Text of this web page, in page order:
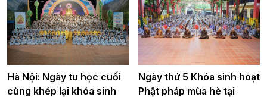
Hà Nội: Ngày tu học cuối
cùng khép lại khóa sinh
Ngày thứ 5 Khóa sinh hoạt
Phật pháp mùa hè tại